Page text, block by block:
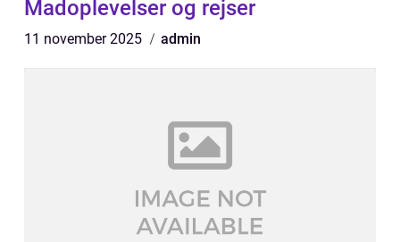
Madoplevelser og rejser
11 november 2025 admin